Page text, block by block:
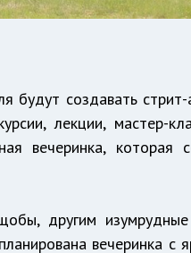
будут создавать
лекции, мастер-
вечеринка,
другим
вечеринка с